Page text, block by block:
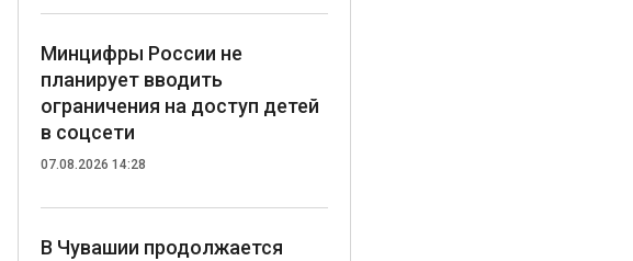
Минцифры России не
планирует вводить
ограничения на доступ детей
в соцсети
07.08.2026 14:28
В Чувашии продолжается